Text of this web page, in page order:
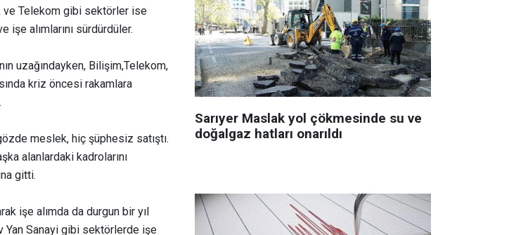
ve Telekom gibi sektörler ise
alımlarını sürdürdüler.
uzağındayken, Bilişim,Telekom,
kriz öncesi rakamlara
meslek, hiç şüphesiz satıştı.
alanlardaki kadrolarını
gitti.
işe alımda da durgun bir yıl
Yan Sanayi gibi sektörlerde işe
Sarıyer Maslak yol çökmesinde su ve
doğalgaz hatları onarıldı